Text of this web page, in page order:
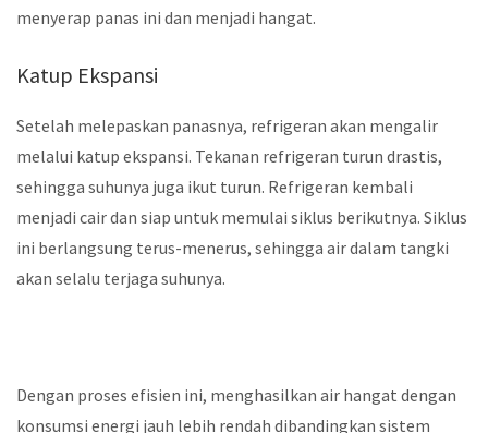
menyerap panas ini dan menjadi hangat.
Katup Ekspansi
Setelah melepaskan panasnya, refrigeran akan mengalir
melalui katup ekspansi. Tekanan refrigeran turun drastis,
sehingga suhunya juga ikut turun. Refrigeran kembali
menjadi cair dan siap untuk memulai siklus berikutnya. Siklus
ini berlangsung terus-menerus, sehingga air dalam tangki
akan selalu terjaga suhunya.
Dengan proses efisien ini, menghasilkan air hangat dengan
konsumsi energi jauh lebih rendah dibandingkan sistem